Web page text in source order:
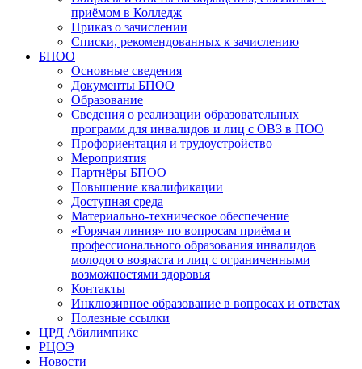
приёмом в Колледж
Приказ о зачислении
Списки, рекомендованных к зачислению
БПОО
Основные сведения
Документы БПОО
Образование
Сведения о реализации образовательных
программ для инвалидов и лиц с ОВЗ в ПОО
Профориентация и трудоустройство
Мероприятия
Партнёры БПОО
Повышение квалификации
Доступная среда
Материально-техническое обеспечение
«Горячая линия» по вопросам приёма и
профессионального образования инвалидов
молодого возраста и лиц с ограниченными
возможностями здоровья
Контакты
Инклюзивное образование в вопросах и ответах
Полезные ссылки
ЦРД Абилимпикс
РЦОЭ
Новости